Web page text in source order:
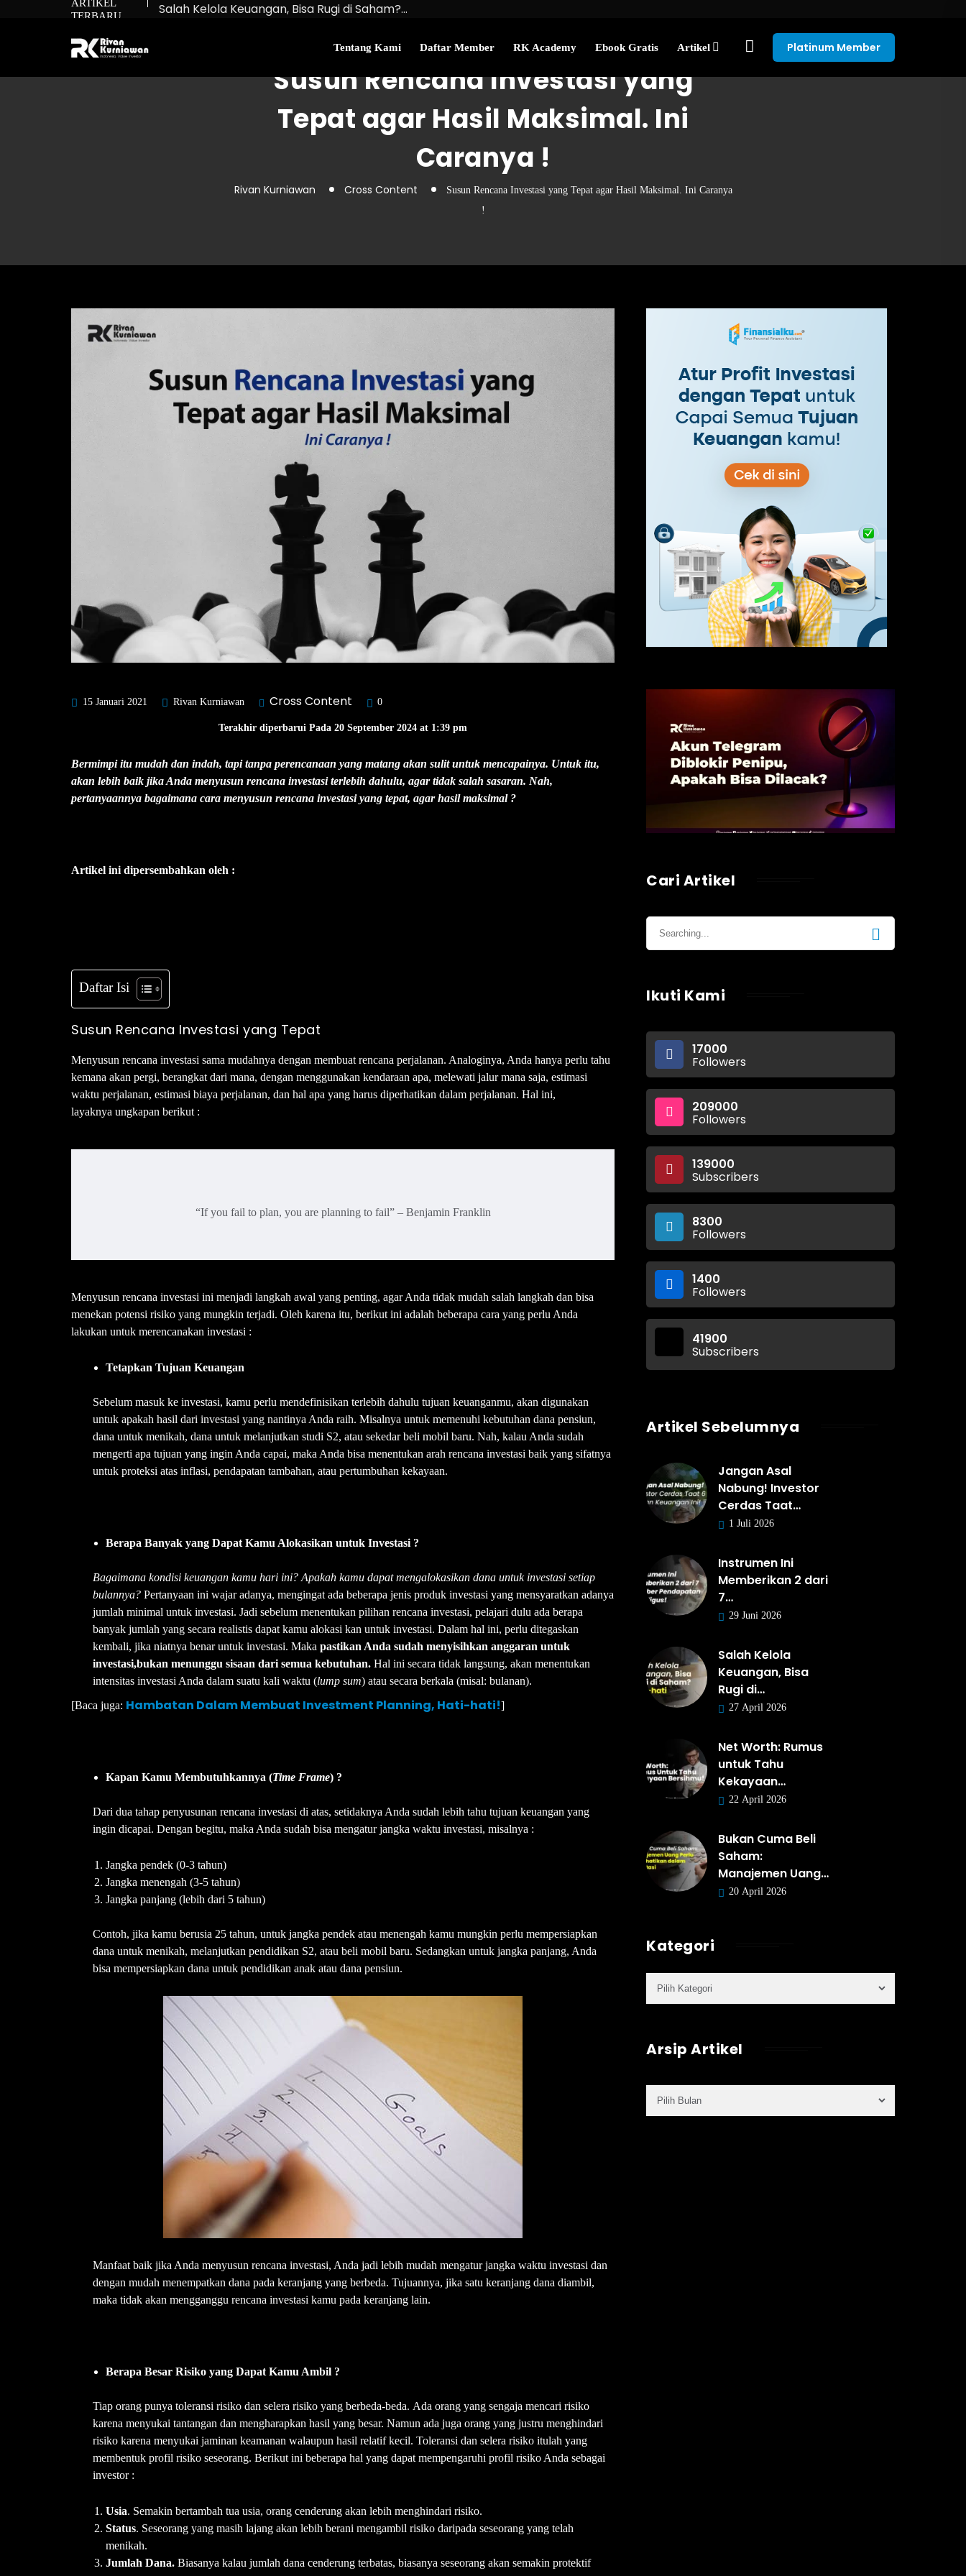
ARTIKEL
TERBARU
Salah Kelola Keuangan, Bisa Rugi di Saham?…
Bukan Cuma Beli Saham: Manajemen Uang Perlu…
Tentang Kami Daftar Member RK Academy Ebook Gratis Artikel Platinum Member
Susun Rencana Investasi yang
Tepat agar Hasil Maksimal. Ini
Caranya !
Rivan Kurniawan Cross Content
Susun Rencana Investasi yang Tepat agar Hasil Maksimal. Ini Caranya
!
15 Januari 2021 Rivan Kurniawan Cross Content 0
Terakhir diperbarui Pada 20 September 2024 at 1:39 pm
Bermimpi itu mudah dan indah, tapi tanpa perencanaan yang matang akan sulit untuk mencapainya. Untuk itu,
akan lebih baik jika Anda menyusun rencana investasi terlebih dahulu, agar tidak salah sasaran. Nah,
pertanyaannya bagaimana cara menyusun rencana investasi yang tepat, agar hasil maksimal ?
Artikel ini dipersembahkan oleh :
Daftar Isi
Susun Rencana Investasi yang Tepat
Menyusun rencana investasi sama mudahnya dengan membuat rencana perjalanan. Analoginya, Anda hanya perlu tahu
kemana akan pergi, berangkat dari mana, dengan menggunakan kendaraan apa, melewati jalur mana saja, estimasi
waktu perjalanan, estimasi biaya perjalanan, dan hal apa yang harus diperhatikan dalam perjalanan. Hal ini,
layaknya ungkapan berikut :
“If you fail to plan, you are planning to fail” – Benjamin Franklin
Menyusun rencana investasi ini menjadi langkah awal yang penting, agar Anda tidak mudah salah langkah dan bisa
menekan potensi risiko yang mungkin terjadi. Oleh karena itu, berikut ini adalah beberapa cara yang perlu Anda
lakukan untuk merencanakan investasi :
Tetapkan Tujuan Keuangan
Sebelum masuk ke investasi, kamu perlu mendefinisikan terlebih dahulu tujuan keuanganmu, akan digunakan
untuk apakah hasil dari investasi yang nantinya Anda raih. Misalnya untuk memenuhi kebutuhan dana pensiun,
dana untuk menikah, dana untuk melanjutkan studi S2, atau sekedar beli mobil baru. Nah, kalau Anda sudah
mengerti apa tujuan yang ingin Anda capai, maka Anda bisa menentukan arah rencana investasi baik yang sifatnya
untuk proteksi atas inflasi, pendapatan tambahan, atau pertumbuhan kekayaan.
Berapa Banyak yang Dapat Kamu Alokasikan untuk Investasi ?
Bagaimana kondisi keuangan kamu hari ini? Apakah kamu dapat mengalokasikan dana untuk investasi setiap
bulannya? Pertanyaan ini wajar adanya, mengingat ada beberapa jenis produk investasi yang mensyaratkan adanya
jumlah minimal untuk investasi. Jadi sebelum menentukan pilihan rencana investasi, pelajari dulu ada berapa
banyak jumlah yang secara realistis dapat kamu alokasi kan untuk investasi. Dalam hal ini, perlu ditegaskan
kembali, jika niatnya benar untuk investasi. Maka pastikan Anda sudah menyisihkan anggaran untuk
investasi,bukan menunggu sisaan dari semua kebutuhan. Hal ini secara tidak langsung, akan menentukan
intensitas investasi Anda dalam suatu kali waktu (lump sum) atau secara berkala (misal: bulanan).
[Baca juga: Hambatan Dalam Membuat Investment Planning, Hati-hati!]
Kapan Kamu Membutuhkannya (Time Frame) ?
Dari dua tahap penyusunan rencana investasi di atas, setidaknya Anda sudah lebih tahu tujuan keuangan yang
ingin dicapai. Dengan begitu, maka Anda sudah bisa mengatur jangka waktu investasi, misalnya :
Jangka pendek (0-3 tahun)
Jangka menengah (3-5 tahun)
Jangka panjang (lebih dari 5 tahun)
Contoh, jika kamu berusia 25 tahun, untuk jangka pendek atau menengah kamu mungkin perlu mempersiapkan
dana untuk menikah, melanjutkan pendidikan S2, atau beli mobil baru. Sedangkan untuk jangka panjang, Anda
bisa mempersiapkan dana untuk pendidikan anak atau dana pensiun.
Manfaat baik jika Anda menyusun rencana investasi, Anda jadi lebih mudah mengatur jangka waktu investasi dan
dengan mudah menempatkan dana pada keranjang yang berbeda. Tujuannya, jika satu keranjang dana diambil,
maka tidak akan mengganggu rencana investasi kamu pada keranjang lain.
Berapa Besar Risiko yang Dapat Kamu Ambil ?
Tiap orang punya toleransi risiko dan selera risiko yang berbeda-beda. Ada orang yang sengaja mencari risiko
karena menyukai tantangan dan mengharapkan hasil yang besar. Namun ada juga orang yang justru menghindari
risiko karena menyukai jaminan keamanan walaupun hasil relatif kecil. Toleransi dan selera risiko itulah yang
membentuk profil risiko seseorang. Berikut ini beberapa hal yang dapat mempengaruhi profil risiko Anda sebagai
investor :
Usia. Semakin bertambah tua usia, orang cenderung akan lebih menghindari risiko.
Status. Seseorang yang masih lajang akan lebih berani mengambil risiko daripada seseorang yang telah
menikah.
Jumlah Dana. Biasanya kalau jumlah dana cenderung terbatas, biasanya seseorang akan semakin protektif
Cari Artikel
Ikuti Kami
17000
Followers
209000
Followers
139000
Subscribers
8300
Followers
1400
Followers
41900
Subscribers
Artikel Sebelumnya
Jangan Asal
Nabung! Investor
Cerdas Taat…
1 Juli 2026
Instrumen Ini
Memberikan 2 dari
7…
29 Juni 2026
Salah Kelola
Keuangan, Bisa
Rugi di…
27 April 2026
Net Worth: Rumus
untuk Tahu
Kekayaan…
22 April 2026
Bukan Cuma Beli
Saham:
Manajemen Uang…
20 April 2026
Kategori
Arsip Artikel